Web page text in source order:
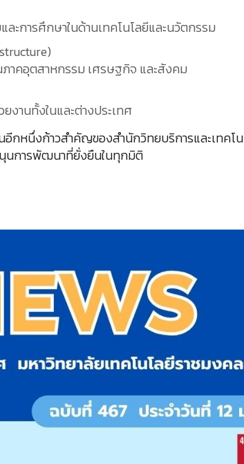
ะการศึกษาในด้านเทคโนโลยีและนวัตกรรม
าคอุตสาหกรรม เศรษฐกิจ และสังคม
งานทั้งในและต่างประเทศ
อีกหนึ่งก้าวสำคัญของสำนักวิทยบริการและเทค
นุนการพัฒนาที่ยั่งยืนในทุกมิติ